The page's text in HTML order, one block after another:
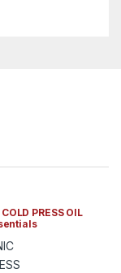
PRESS OIL